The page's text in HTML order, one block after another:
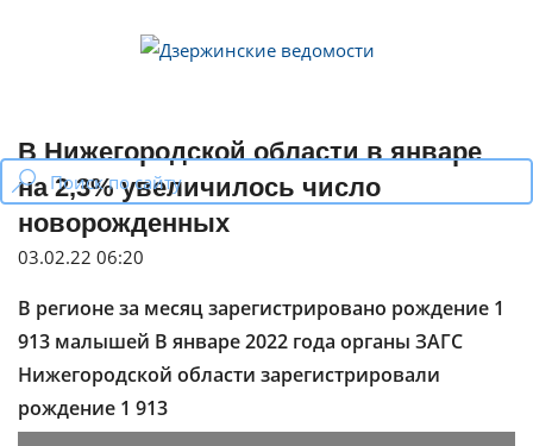
В Нижегородской области в январе
на 2,3% увеличилось число
новорожденных
03.02.22 06:20
В регионе за месяц зарегистрировано рождение 1
913 малышей В январе 2022 года органы ЗАГС
Нижегородской области зарегистрировали
рождение 1 913